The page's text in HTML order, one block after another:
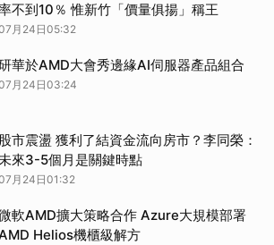
不到10％ 惟新竹「價量俱揚」稱王
月24日05:32
華於AMD大會秀邊緣AI伺服器產品組合
月24日03:24
股市震盪 獲利了結資金流向房市？李同榮：
來3-5個月是關鍵時點
月24日01:32
軟AMD擴大策略合作 Azure大規模部署
Helios機櫃級解方